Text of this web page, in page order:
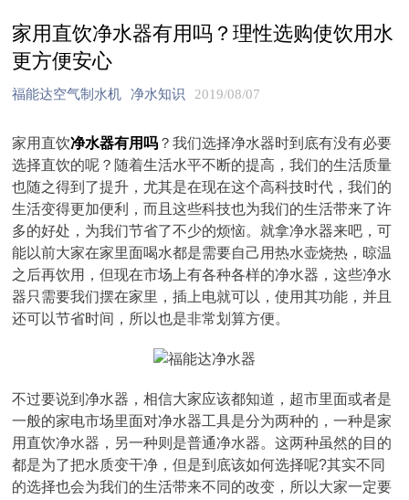
家用直饮净水器有用吗？理性选购使饮用水
更方便安心
福能达空气制水机 净水知识 2019/08/07
家用直饮净水器有用吗 ？我们选择净水器时到底有没有必要
选择直饮的呢？随着生活水平不断的提高，我们的生活质量
也随之得到了提升，尤其是在现在这个高科技时代，我们的
生活变得更加便利，而且这些科技也为我们的生活带来了许
多的好处，为我们节省了不少的烦恼。就拿净水器来吧，可
能以前大家在家里面喝水都是需要自己用热水壶烧热，晾温
之后再饮用，但现在市场上有各种各样的净水器，这些净水
器只需要我们摆在家里，插上电就可以，使用其功能，并且
还可以节省时间，所以也是非常划算方便。
不过要说到净水器，相信大家应该都知道，超市里面或者是
一般的家电市场里面对净水器工具是分为两种的，一种是家
用直饮净水器，另一种则是普通净水器。这两种虽然的目的
都是为了把水质变干净，但是到底该如何选择呢?其实不同
的选择也会为我们的生活带来不同的改变，所以大家一定要